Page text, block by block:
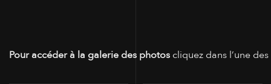
Pour accéder à la galerie des photos cliquez dans l’une